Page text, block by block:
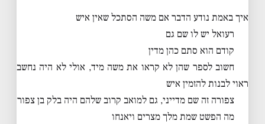
איך באמת נודע הדבר אם משה הסתכל שאין איש
רעואל יש לו שם גם
קודם הוא סתם כהן מדין
חשוב לספר שהן לא קראו את משה מיד, אולי לא היה נחשב
ראוי לבנות להזמין איש
צפורה זה שם מדייני, גם למואב קרוב שלהם היה בלק בן צפור
מה הפשט שמת מלך מצרים ויאנחו